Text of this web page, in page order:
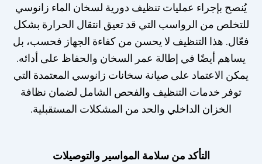
يُنصح بإجراء عمليات تنظيف دورية لسخان الماء زانوسي
للتخلص من الرواسب التي قد تعيق انتقال الحرارة بشكل
فعّال. هذا التنظيف لا يحسن من كفاءة الجهاز فحسب، بل
يساهم أيضًا في إطالة عمر السخان والحفاظ على أدائه.
يمكن الاعتماد على صيانة سخانات زانوسي المعتمدة التي
توفر خدمات التنظيف والفحص الشامل لضمان نظافة
الخزان الداخلي والحد من المشكلات المستقبلية.
التأكد من سلامة المواسير والتوصيلات